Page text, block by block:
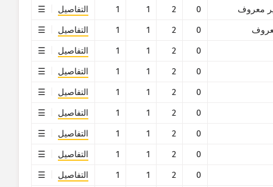
معروف 0
2
1
1
التفاصيل
0
2
1
1
التفاصيل
0
2
1
1
التفاصيل
0
2
1
1
التفاصيل
0
2
1
1
التفاصيل
0
2
1
1
التفاصيل
0
2
1
1
التفاصيل
0
2
1
1
التفاصيل
0
2
1
1
التفاصيل